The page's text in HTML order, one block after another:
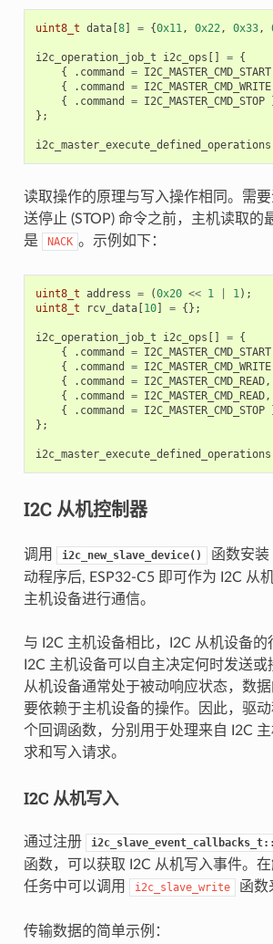
uint8_t data[ 8] = {0x11, 0x22, 0x33,
i2c_operation_job_t i2c_ops = {
{
. command = I2C_MASTER_CMD_START
{
. command = I2C_MASTER_CMD_WRITE
{
. command = I2C_MASTER_CMD_STOP
};
i2c_master_execute_defined_operations
读取操作的原理与写入操作相同。需
送停止 (STOP) 命令之前，主机读取的
是
NACK 。示例如下：
uint8_t address = (0x20 << 1 1);
uint8_t
rcv_data[ 10] = {};
i2c_operation_job_t i2c_ops = {
{
. command = I2C_MASTER_CMD_START
{
. command = I2C_MASTER_CMD_WRITE
{
. command = I2C_MASTER_CMD_READ,
{
. command = I2C_MASTER_CMD_READ,
{
. command = I2C_MASTER_CMD_STOP
};
i2c_master_execute_defined_operations
I2C 从机控制器
调用 i2c_new_slave_device()
函数安装
动程序后, ESP32-C5 即可作为 I2C 从
主机设备进行通信。
与 I2C 主机设备相比，I2C 从机设备的
I2C 主机设备可以自主决定何时发送
从机设备通常处于被动响应状态，数
要依赖于主机设备的操作。因此，驱
个回调函数，分别用于处理来自 I2C
求和写入请求。
I2C 从机写入
通过注册
函数，可以获取 I2C 从机写入事件。
任务中可以调用
i2c_slave_write 函数
传输数据的简单示例：